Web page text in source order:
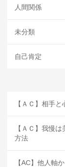
人間関係
未分類
自己肯定
【ＡＣ】相手
【ＡＣ】我慢
方法
【AC】他人軸